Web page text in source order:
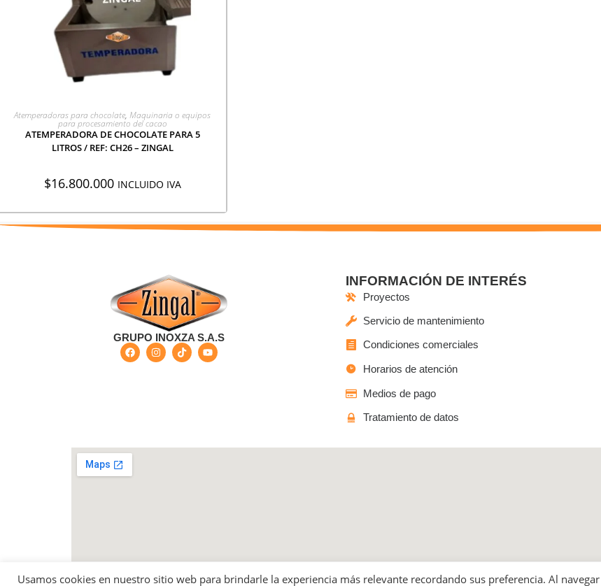
AGREGAR A COTIZACIÓN
Atemperadoras para chocolate, Maquinaria o equipos
para procesamiento del cacao
ATEMPERADORA DE CHOCOLATE PARA 5
LITROS / REF: CH26 – ZINGAL
$16.800.000 INCLUIDO IVA
GRUPO INOXZA S.A.S
INFORMACIÓN DE INTERÉS
Proyectos
Servicio de mantenimiento
Condiciones comerciales
Horarios de atención
Medios de pago
Tratamiento de datos